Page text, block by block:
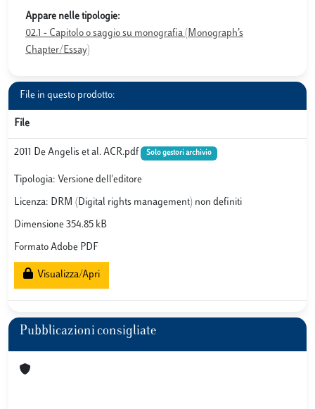
Appare nelle tipologie:
02.1 - Capitolo o saggio su monografia (Monograph’s
Chapter/Essay)
File in questo prodotto:
File
2011 De Angelis et al. ACR.pdf Solo gestori archivio
Tipologia: Versione dell'editore
Licenza: DRM (Digital rights management) non definiti
Dimensione 354.85 kB
Formato Adobe PDF
Visualizza/Apri
Pubblicazioni consigliate